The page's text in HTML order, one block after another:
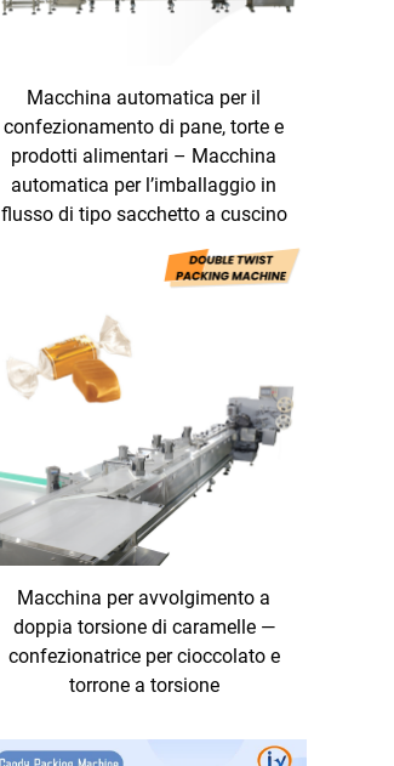
Macchina automatica per il
confezionamento di pane, torte e
prodotti alimentari – Macchina
automatica per l’imballaggio in
flusso di tipo sacchetto a cuscino
Macchina per avvolgimento a
doppia torsione di caramelle —
confezionatrice per cioccolato e
torrone a torsione